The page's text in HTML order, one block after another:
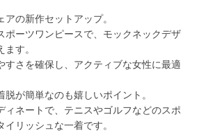
の新作セットアップ。
ポーツワンピースで、モックネックデザ
す。
すさを確保し、アクティブな女性に最適
が簡単なのも嬉しいポイント。
ィネートで、テニスやゴルフなどのスポ
リッシュな一着です。